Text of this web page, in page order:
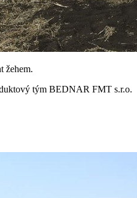
žehem.
tým BEDNAR FMT s.r.o.